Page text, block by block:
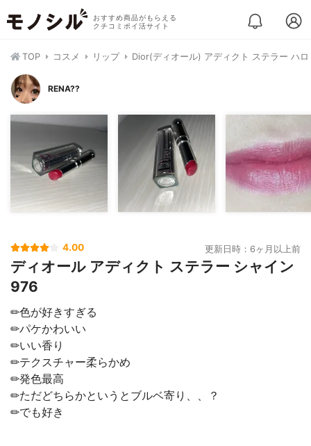
おすすめ商品がもらえる
クチコミポイ活サイト
TOP コスメ リップ Dior(ディオール) アディクト ステラー ハ
RENA??
4.00 更新日時：6ヶ月以上前
ディオール アディクト ステラー シャイン
976
✏︎色が好きすぎる
✏︎パケかわいい
✏︎いい香り
✏︎テクスチャー柔らかめ
✏︎発色最高
✏︎ただどちらかというとブルベ寄り、、？
✏︎でも好き